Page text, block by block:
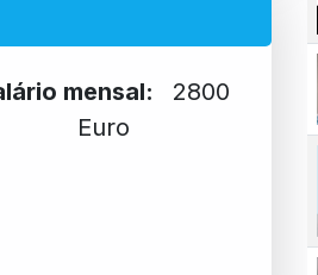
mensal:
2800
Euro